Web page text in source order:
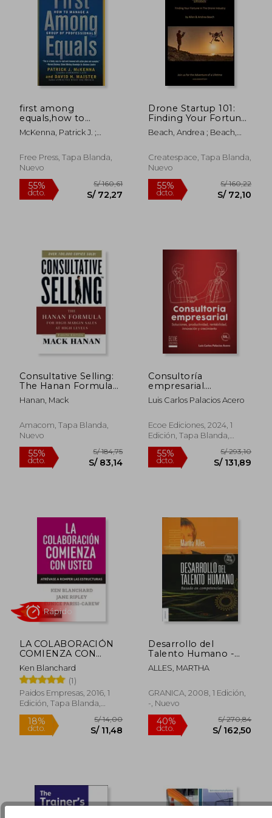
dcto. dcto.
dcto.
S/ 169,30
dcto. S/
first among
equals,how to
manage a group of
professionals (en
McKenna, Patrick J. ;
Free Press, Tapa Blanda,
Nuevo
55%
dcto.
S/ 160,61
S/ 72,27
Drone Startup 101:
Finding Your Fortune
in the Drone Industry
(en Inglés)
Beach, Andrea ; Beach,
Createspace, Tapa Blanda,
Nuevo
55%
dcto. S/
Consultative Selling:
The Hanan Formula
for High-Margin Sales
at High Levels (en
Hanan, Mack
Amacom, Tapa Blanda,
Nuevo
Consultoría
empresarial.
Soluciones,
productividad,
innovación y
crecimiento
Luis Carlos Palacios Acero
Ecoe Ediciones, 2024, 1
Edición, Tapa Blanda,
Nuevo
LA COLABORACIÓN
COMIENZA CON
USTED
Ken Blanchard
(1)
Paidos Empresas, 2016, 1
Edición, Tapa Blanda,
Usado
Desarrollo del
Talento Humano -
Martha Alles - Libro
Físico
ALLES, MARTHA
GRANICA, 2008, 1 Edición,
-, Nuevo